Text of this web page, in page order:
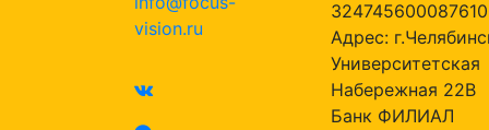
vision.ru
324745600087610
Адрес:
Университетская
Набережная 22В
Банк ФИЛИАЛ